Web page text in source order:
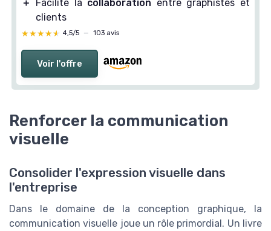
＋
Facilite la collaboration entre graphistes et
clients
★★★★★
★★★★★ 4,5/5 — 103 avis
Voir l'offre
Renforcer la communication
visuelle
Consolider l'expression visuelle dans
l'entreprise
Dans le domaine de la conception graphique, la
communication visuelle joue un rôle primordial. Un livre